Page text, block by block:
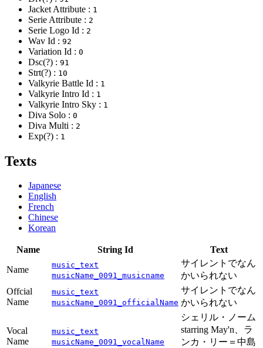
Jacket Attribute : 1
Serie Attribute : 2
Serie Logo Id : 2
Wav Id : 92
Variation Id : 0
Dsc(?) : 91
Strt(?) : 10
Valkyrie Battle Id : 1
Valkyrie Intro Id : 1
Valkyrie Intro Sky : 1
Diva Solo : 0
Diva Multi : 2
Exp(?) : 1
Texts
Japanese
English
French
Chinese
Korean
Name String Id
Text
Name
music_text
musicName_0091_musicname
サイレントでなん
かいられない
Offcial
Name
music_text
musicName_0091_officialName
サイレントでなん
かいられない
Vocal
Name
music_text
musicName_0091_vocalName
シェリル・ノーム
starring May'n、ラ
ンカ・リー＝中島